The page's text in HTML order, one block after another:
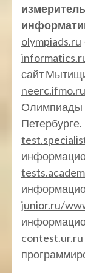
olympiads.ru
сайт
Олимпиады
Петербурге.
junior.ru/
contest.ur.ru